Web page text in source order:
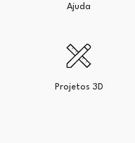
Ajuda
Projetos 3D